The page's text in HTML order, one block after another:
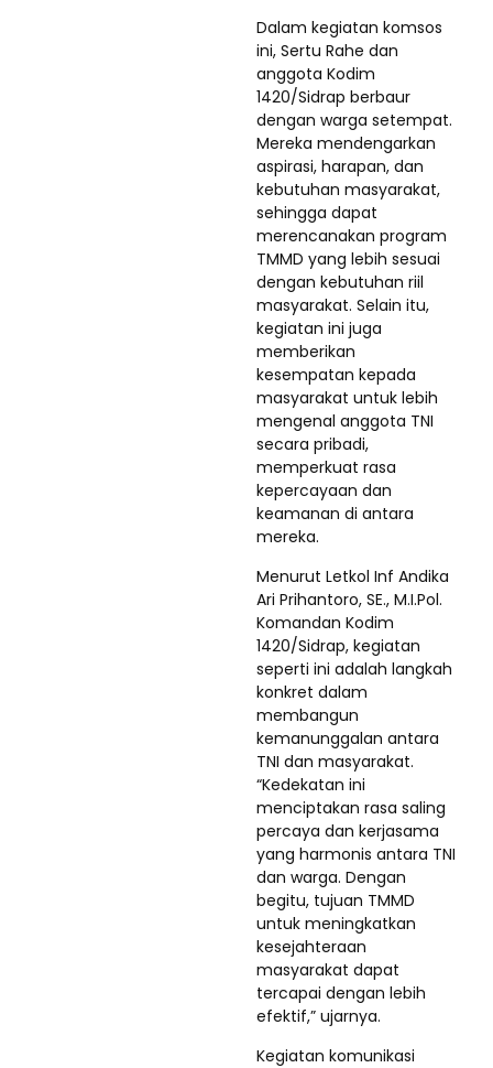
Dalam kegiatan komsos
ini, Sertu Rahe dan
anggota Kodim
1420/Sidrap berbaur
dengan warga setempat.
Mereka mendengarkan
aspirasi, harapan, dan
kebutuhan masyarakat,
sehingga dapat
merencanakan program
TMMD yang lebih sesuai
dengan kebutuhan riil
masyarakat. Selain itu,
kegiatan ini juga
memberikan
kesempatan kepada
masyarakat untuk lebih
mengenal anggota TNI
secara pribadi,
memperkuat rasa
kepercayaan dan
keamanan di antara
mereka.
Menurut Letkol Inf Andika
Ari Prihantoro, SE., M.I.Pol.
Komandan Kodim
1420/Sidrap, kegiatan
seperti ini adalah langkah
konkret dalam
membangun
kemanunggalan antara
TNI dan masyarakat.
“Kedekatan ini
menciptakan rasa saling
percaya dan kerjasama
yang harmonis antara TNI
dan warga. Dengan
begitu, tujuan TMMD
untuk meningkatkan
kesejahteraan
masyarakat dapat
tercapai dengan lebih
efektif,” ujarnya.
Kegiatan komunikasi